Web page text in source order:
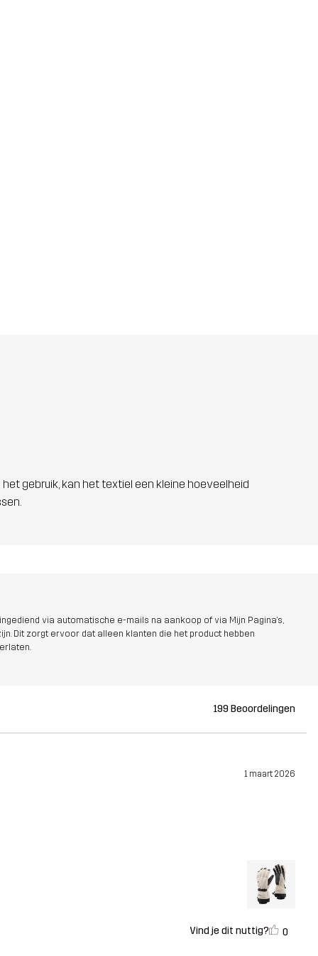
gebruik, kan het textiel een kleine hoeveelheid
via automatische e-mails na aankoop of via Mijn Pagina's,
Dit zorgt ervoor dat alleen klanten die het product hebben
199 Beoordelingen
1 maart 2026
Vind je dit nuttig? 0